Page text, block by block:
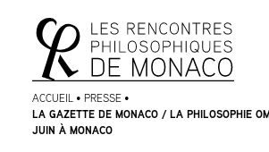
Aller
au
menu
Aller au
contenu
ACCUEIL • PRESSE •
LA GAZETTE DE MONACO / LA PHILOSOPHIE
JUIN À MONACO